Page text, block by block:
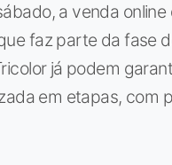
a venda
faz parte da fase
já podem
em etapas, com